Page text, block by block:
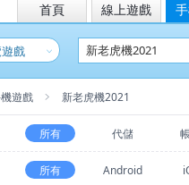
首頁 線上遊戲
戲
遊戲 新老虎機2021
所有 代儲
所有 Android